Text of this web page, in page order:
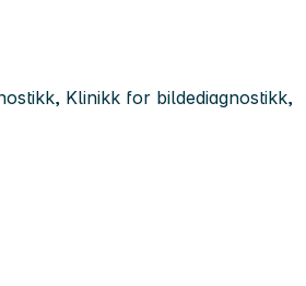
Klinikk for bildediagnostikk,